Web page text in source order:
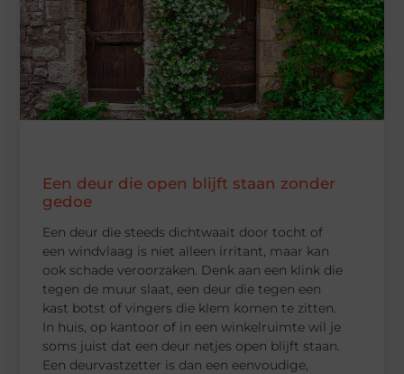
Een deur die open blijft staan zonder
gedoe
Een deur die steeds dichtwaait door tocht of
een windvlaag is niet alleen irritant, maar kan
ook schade veroorzaken. Denk aan een klink die
tegen de muur slaat, een deur die tegen een
kast botst of vingers die klem komen te zitten.
In huis, op kantoor of in een winkelruimte wil je
soms juist dat een deur netjes open blijft staan.
Een deurvastzetter is dan een eenvoudige,